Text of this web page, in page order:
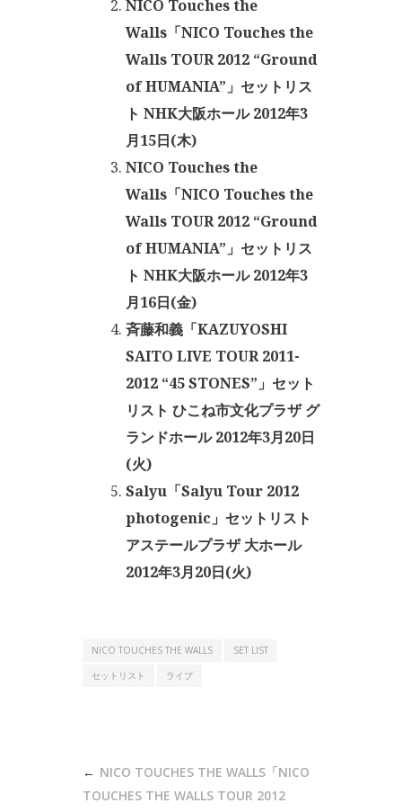
NICO Touches the
Walls「NICO Touches the
Walls TOUR 2012 “Ground
of HUMANIA”」セットリス
ト NHK大阪ホール 2012年3
月15日(木)
NICO Touches the
Walls「NICO Touches the
Walls TOUR 2012 “Ground
of HUMANIA”」セットリス
ト NHK大阪ホール 2012年3
月16日(金)
斉藤和義「KAZUYOSHI
SAITO LIVE TOUR 2011-
2012 “45 STONES”」セット
リスト ひこね市文化プラザ グ
ランドホール 2012年3月20日
(火)
Salyu「Salyu Tour 2012
photogenic」セットリスト
アステールプラザ 大ホール
2012年3月20日(火)
NICO TOUCHES THE WALLS
SET LIST
セットリスト
ライブ
NICO TOUCHES THE WALLS「NICO
TOUCHES THE WALLS TOUR 2012